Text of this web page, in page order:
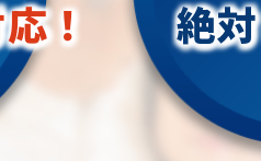
カ
ナメ、サザンカ
じ、コデマリ"
れると、利用可能なスペース
ます。庭や敷地での活動やレ
利用できるスペースが増え、
時間をより楽しむことができ
諸市、佐久市、軽井沢町、
長和町、立科町、御代田町
池田町、筑北村、生坂村、麻
木村、松川村、山形村、朝日
！
絶